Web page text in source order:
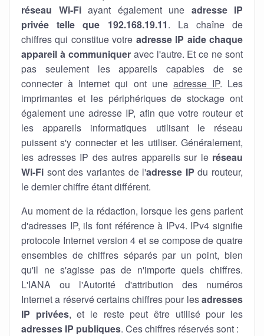
réseau Wi-Fiayant également une adresse IP
privée telle que 192.168.19.11. La chaîne de
chiffres qui constitue votre adresse IP aide chaque
appareil à communiqueravec l'autre. Et ce ne sont
pas seulement les appareils capables de se
connecter à Internet qui ont une adresse IP. Les
imprimantes et les périphériques de stockage ont
également une adresse IP, afin que votre routeur et
les appareils informatiques utilisant le réseau
puissent s'y connecter et les utiliser. Généralement,
les adresses IP des autres appareils sur le réseau
Wi-Fi sont des variantes de l'adresse IP du routeur,
le dernier chiffre étant différent.
Au moment de la rédaction, lorsque les gens parlent
d'adresses IP, ils font référence à IPv4. IPv4 signifie
protocole Internet version 4 et se compose de quatre
ensembles de chiffres séparés par un point, bien
qu'il ne s'agisse pas de n'importe quels chiffres.
L'IANA ou l'Autorité d'attribution des numéros
Internet a réservé certains chiffres pour lesadresses
IP privées, et le reste peut être utilisé pour les
adresses IP publiques. Ces chiffres réservés sont :